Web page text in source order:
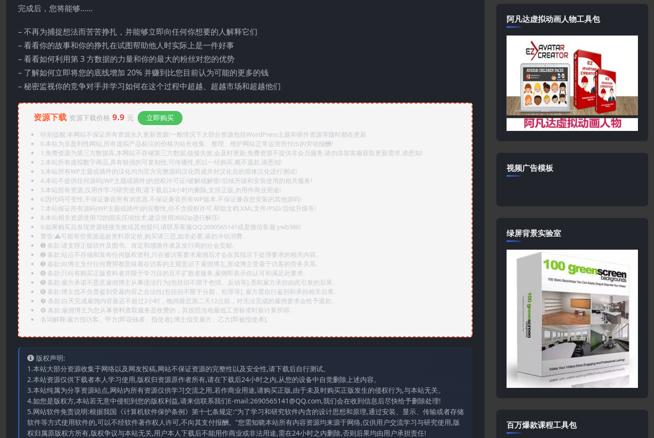
完成后，您将能够……
– 不再为捕捉想法而苦苦挣扎，并能够立即向任何你想要的人解释它们
– 看看你的故事和你的挣扎在试图帮助他人时实际上是一件好事
– 看看如何利用第 3 方数据的力量和你的最大的粉丝对您的优势
– 了解如何立即将您的底线增加 20% 并赚到比您目前认为可能的更多的钱
– 秘密监视你的竞争对手并学习如何在这个过程中超越、超越市场和超越他们
资源下载 资源下载价格 9.9 元 立即购买
特别提醒:本网站不保证所有资源永久更新资源!一般情况下大部分资源包括WordPress主题和插件资源等随时都在更新
0.本站为非盈利性网站,所有虚拟产品标注的价格为站长收集、整理、维护网站正常运营所付出的劳动报酬!
1.免费资源为第三方数据库,本网站不存储第三方数据,链接失效,会及时更新,免费资源不提供非会员服务,请勿添加客服获取更新需求,请悉知!
2.本站所有虚拟数字商品,具有较强的可复制性,可传播性,所以一经购买,概不退款,请悉知!
3.本站所有WP主题或插件的汉化均为官方完整源码汉化而成并对汉化后的简体汉化进行测试!
4.本站不提供任何源码(WP主题或插件)的授权许可证/破解或解密/后续升级和安装使用的相关服务!
5.本站所有资源,仅用作学习研究使用,请下载后24小时内删除,支持正版,勿用作商业用途!
6.因代码可变性,不保证兼容所有浏览器.不保证兼容所有WP版本.不保证兼容您安装的其他源码!
7.本站保证所有源码(WP主题或插件)的完整性,但不含授权许可.帮助文档.XML文件/PSD/后续升级等!
8.本站相关资源使用7Z的固实压缩技术,建议使用360Zip进行解压!
9.如果购买后发现资源链接失效或其他疑问,请联系客服QQ:2690565141或是微信客服:ywb386!
警告:⚠️可能有些资源远超资料原定价,购买请三思,如非必要,请勿冲动消费.
➊️ 条款:请支持正版软件及图书。肯定和感激作者及发行商的社会贡献.
➋️ 条款:站点不存储和发布任何版权资料,只在被访客要求雇佣后才会在其指示下处理要求的相关内容.
➌️ 条款:向博主支付任何费用都意味着在访客的主观意识下雇佣博主,形成博主受雇于访客的劳务关系.
➍️ 条款:只向有购买正版资料者并限于学习目的且不扩散者服务,雇佣即表示你认可和满足此要求.
➎ 条款:雇方承诺不恶意雇佣博主从事违法行为[包括但不限于色情、反动等],否则雇方承担由此引发的后果.
➏️ 条款:博主也不负责鉴别受雇内容之合法性[包括但不限于分裂、犯罪等], 雇方需自行鉴别和承担相关后果.
❼ 条款:白天完成雇佣内容最迟不超过2小时，晚间最迟第二天12点前，对无法完成的雇佣要求会给予退款.
❽ 条款:雇佣博主为您从事资料查取服务是收费的，其按照当地最低工资标准时薪计算所得.
名词解释:雇方指访客、甲方[即花钱者、指使者],博主指受雇方、乙方[即被指使者].
版权声明:
1.本站大部分资源收集于网络以及网友投稿,网站不保证资源的完整性以及安全性,请下载后自行测试。
2.本站资源仅供下载者本人学习使用,版权归资源原作者所有,请在下载后24小时之内,从您的设备中自觉删除上述内容。
3.本站纯属为分享资源站点,网站内所有资源仅供学习交流之用,若作商业用途,请购买正版,由于未及时购买正版发生的侵权行为,与本站无关。
4.如您是版权方,本站若无意中侵犯到您的版权利益,请来信联系我们E-mail:2690565141@QQ.com,我们会在收到信息后尽快给予删除处理!
5.网站软件免责说明:根据我国《计算机软件保护条例》第十七条规定:“为了学习和研究软件内含的设计思想和原理,通过安装、显示、传输或者存储
软件等方式使用软件的,可以不经软件著作权人许可,不向其支付报酬。”您需知晓本站所有内容资源均来源于网络,仅供用户交流学习与研究使用,版
权归属原版权方所有,版权争议与本站无关,用户本人下载后不能用作商业或非法用途,需在24小时之内删除,否则后果均由用户承担责任!
阿凡达虚拟动画人物工具包
视频广告模板
绿屏背景实验室
百万爆款课程工具包